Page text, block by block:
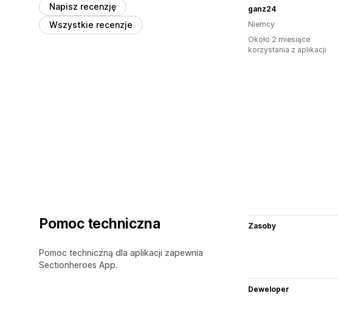
Napisz recenzję
Wszystkie recenzje
ganz24
Niemcy
Około 2 miesiące
korzystania z aplikacji
Pomoc techniczna
Pomoc techniczną dla aplikacji zapewnia
Sectionheroes App.
Zasoby
Deweloper